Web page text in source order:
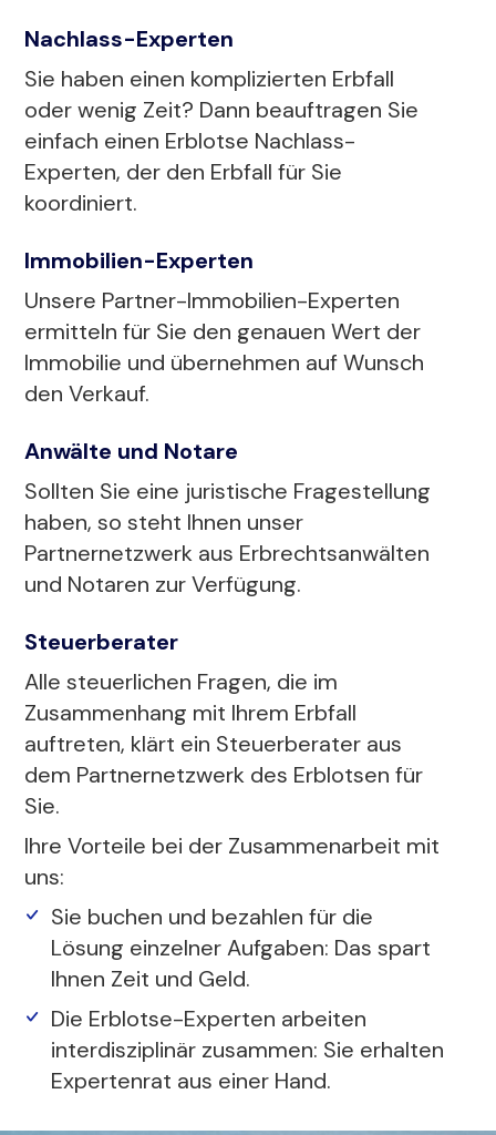
Nachlass-Experten
Sie haben einen komplizierten Erbfall
oder wenig Zeit? Dann beauftragen Sie
einfach einen Erblotse Nachlass-
Experten, der den Erbfall für Sie
koordiniert.
Immobilien-Experten
Unsere Partner-Immobilien-Experten
ermitteln für Sie den genauen Wert der
Immobilie und übernehmen auf Wunsch
den Verkauf.
Anwälte und Notare
Sollten Sie eine juristische Fragestellung
haben, so steht Ihnen unser
Partnernetzwerk aus Erbrechtsanwälten
und Notaren zur Verfügung.
Steuerberater
Alle steuerlichen Fragen, die im
Zusammenhang mit Ihrem Erbfall
auftreten, klärt ein Steuerberater aus
dem Partnernetzwerk des Erblotsen für
Sie.
Ihre Vorteile bei der Zusammenarbeit mit
uns:
Sie buchen und bezahlen für die
Lösung einzelner Aufgaben: Das spart
Ihnen Zeit und Geld.
Die Erblotse-Experten arbeiten
interdisziplinär zusammen: Sie erhalten
Expertenrat aus einer Hand.